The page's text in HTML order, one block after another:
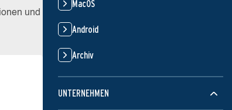
und
MacOS
Android
Archiv
UNTERNEHMEN